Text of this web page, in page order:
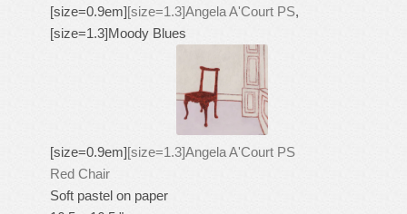
[size=0.9em][size=1.3]Angela A'Court PS,
[size=1.3]Moody Blues
[size=0.9em][size=1.3]Angela A'Court PS
Red Chair
Soft pastel on paper